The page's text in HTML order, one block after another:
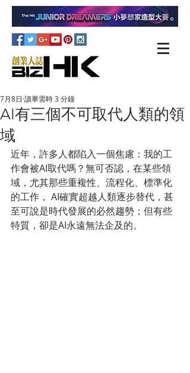
AI有三個不可取代人類的領
域
7月8日 讀畢需時 3 分鐘
近年，許多人都陷入一個焦慮：我的工
作會被AI取代嗎？無可否認，在某些領
域，尤其那些重複性、流程化、標準化
的工作， AI確實超越人類逐步替代，甚
至可說是時代發展的必然趨勢；但有些
特質，卻是AI永遠無法企及的。